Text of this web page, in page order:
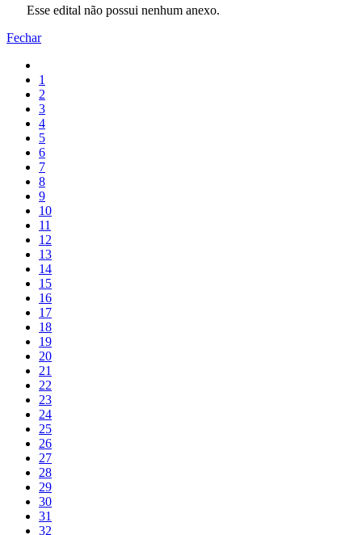
Esse edital não possui nenhum anexo.
Fechar
1
2
3
4
5
6
7
8
9
10
11
12
13
14
15
16
17
18
19
20
21
22
23
24
25
26
27
28
29
30
31
32